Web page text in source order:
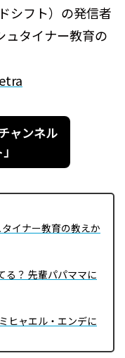
シフト）の発信者
ュタイナー教育の
ャンネル
イナー教育の教えか
る？ 先輩パパママに
ヒャエル・エンデに